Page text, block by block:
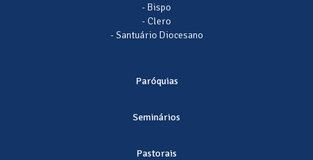
- Bispo
- Clero
- Santuário Diocesano
Paróquias
Seminários
Pastorais